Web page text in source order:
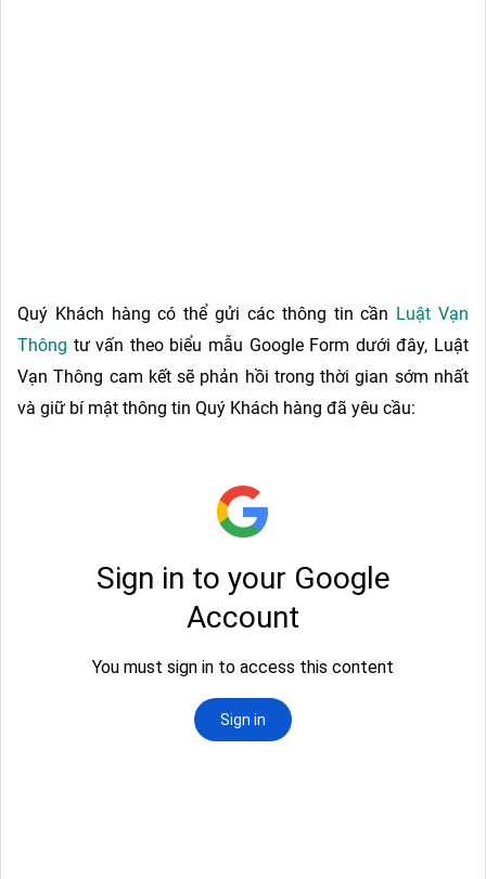
Quý Khách hàng có thể gửi các thông tin cần Luật Vạn
Thông tư vấn theo biểu mẫu Google Form dưới đây, Luật
Vạn Thông cam kết sẽ phản hồi trong thời gian sớm nhất
và giữ bí mật thông tin Quý Khách hàng đã yêu cầu: